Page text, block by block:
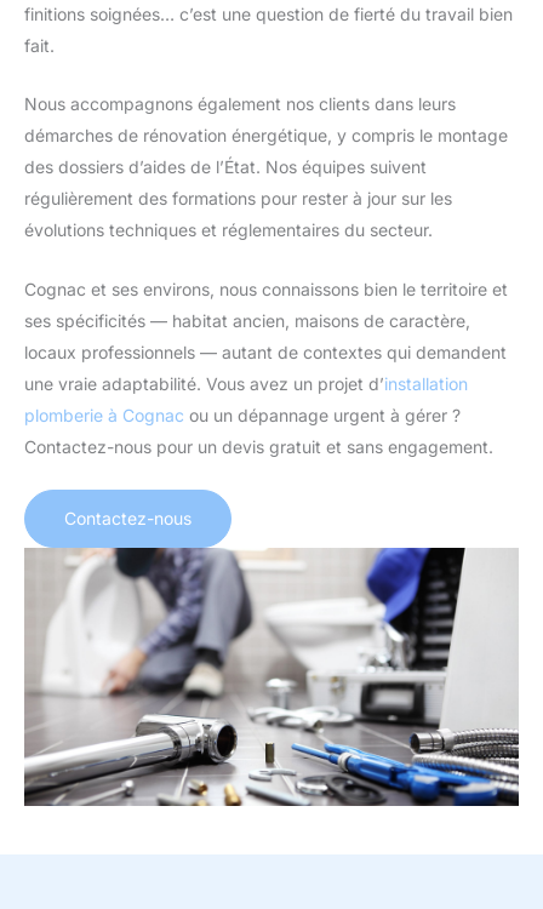
finitions soignées… c’est une question de fierté du travail bien
fait.
Nous accompagnons également nos clients dans leurs
démarches de rénovation énergétique, y compris le montage
des dossiers d’aides de l’État. Nos équipes suivent
régulièrement des formations pour rester à jour sur les
évolutions techniques et réglementaires du secteur.
Cognac et ses environs, nous connaissons bien le territoire et
ses spécificités — habitat ancien, maisons de caractère,
locaux professionnels — autant de contextes qui demandent
une vraie adaptabilité. Vous avez un projet d’installation
plomberie à Cognac ou un dépannage urgent à gérer ?
Contactez-nous pour un devis gratuit et sans engagement.
Contactez-nous